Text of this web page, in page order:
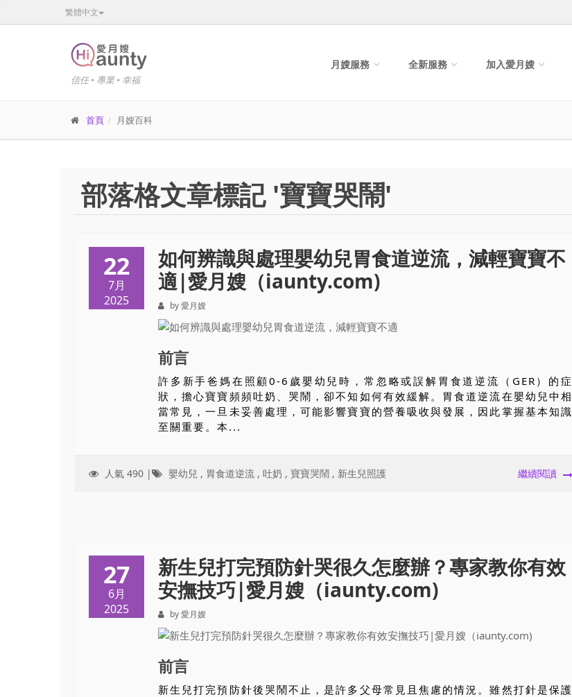
繁體中文
信任 • 專業 • 幸福
月嫂服務 全新服務 加入愛月嫂
首頁 月嫂百科
部落格文章標記 '寶寶哭鬧'
22
7月
2025
如何辨識與處理嬰幼兒胃食道逆流，減輕寶寶不
適|愛月嫂（iaunty.com)
by 愛月嫂
前言
許多新手爸媽在照顧0-6歲嬰幼兒時，常忽略或誤解胃食道逆流（GER）的症
狀，擔心寶寶頻頻吐奶、哭鬧，卻不知如何有效緩解。胃食道逆流在嬰幼兒中相
當常見，一旦未妥善處理，可能影響寶寶的營養吸收與發展，因此掌握基本知識
至關重要。本...
人氣 490 | 嬰幼兒 , 胃食道逆流 , 吐奶 , 寶寶哭鬧 , 新生兒照護 繼續閱讀
27
6月
2025
新生兒打完預防針哭很久怎麼辦？專家教你有效
安撫技巧|愛月嫂（iaunty.com)
by 愛月嫂
前言
新生兒打完預防針後哭鬧不止，是許多父母常見且焦慮的情況。雖然打針是保護